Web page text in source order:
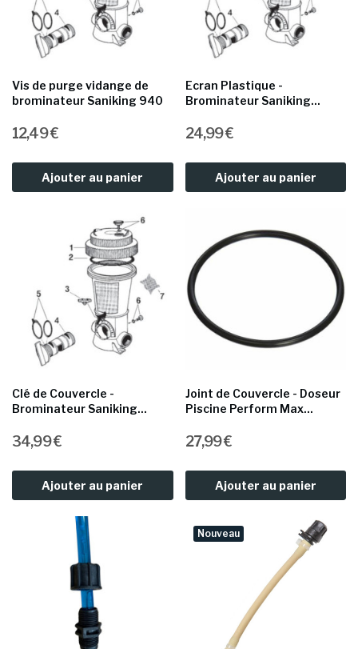
Vis de purge vidange de
brominateur Saniking 940
12,49 €
Ajouter au panier
Ecran Plastique -
Brominateur Saniking...
24,99 €
Ajouter au panier
Clé de Couvercle -
Brominateur Saniking...
34,99 €
Ajouter au panier
Joint de Couvercle - Doseur
Piscine Perform Max...
27,99 €
Ajouter au panier
Nouveau